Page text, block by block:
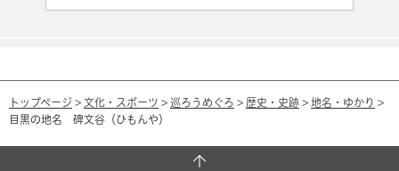
トップページ > 文化・スポーツ > 巡ろうめぐろ > 歴史・史跡 > 地名・ゆかり >
目黒の地名 碑文谷（ひもんや）